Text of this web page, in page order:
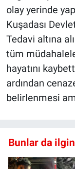
olay yerinde
Kuşadası
Tedavi altına
tüm
hayatını
ardından
belirlenmesi
Bunlar da